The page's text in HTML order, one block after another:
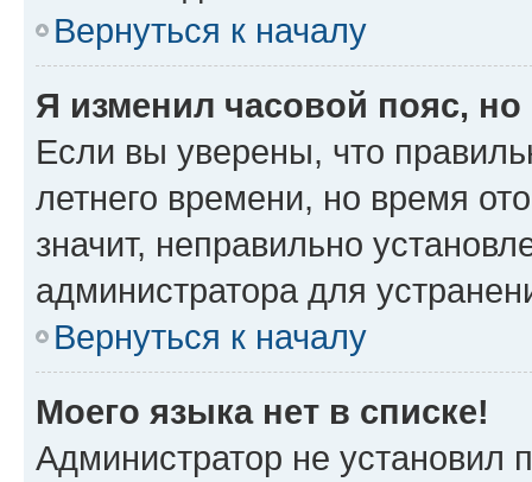
Вернуться к началу
Я изменил часовой пояс,
Если вы уверены, что
летнего времени, но время
значит, неправильно
администратора для
Вернуться к началу
Моего языка нет в списке!
Администратор не установил